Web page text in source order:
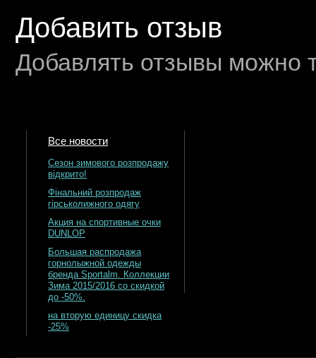
Добавить отзыв
Добавлять отзывы можно
Все новости
Сезон зимового розпродажу
відкрито!
Фінальний розпродаж
гірськолижного одягу
Акция на спортивные очки
DUNLOP
Большая распродажа
горнолыжной одежды
бренда Sportalm. Коллекции
Зима 2015/2016 со скидкой
до -50%.
на вторую единицу скидка
-25%